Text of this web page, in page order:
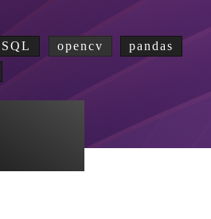
opencv
pandas